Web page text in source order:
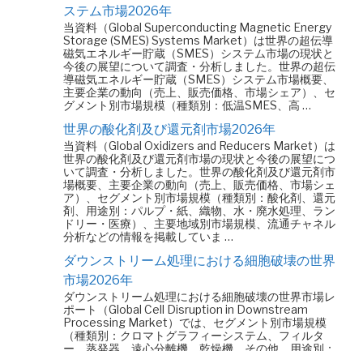
ステム市場2026年
当資料（Global Superconducting Magnetic Energy
Storage (SMES) Systems Market）は世界の超伝導
磁気エネルギー貯蔵（SMES）システム市場の現状と
今後の展望について調査・分析しました。世界の超伝
導磁気エネルギー貯蔵（SMES）システム市場概要、
主要企業の動向（売上、販売価格、市場シェア）、セ
グメント別市場規模（種類別：低温SMES、高 …
世界の酸化剤及び還元剤市場2026年
当資料（Global Oxidizers and Reducers Market）は
世界の酸化剤及び還元剤市場の現状と今後の展望につ
いて調査・分析しました。世界の酸化剤及び還元剤市
場概要、主要企業の動向（売上、販売価格、市場シェ
ア）、セグメント別市場規模（種類別：酸化剤、還元
剤、用途別：パルプ・紙、織物、水・廃水処理、ラン
ドリー・医療）、主要地域別市場規模、流通チャネル
分析などの情報を掲載していま …
ダウンストリーム処理における細胞破壊の世界
市場2026年
ダウンストリーム処理における細胞破壊の世界市場レ
ポート（Global Cell Disruption in Downstream
Processing Market）では、セグメント別市場規模
（種類別：クロマトグラフィーシステム、フィルタ
ー、蒸発器、遠心分離機、乾燥機、その他、用途別：